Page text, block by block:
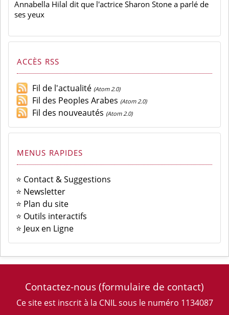
Annabella Hilal dit que l'actrice Sharon Stone a parlé de
ses yeux
ACCÈS RSS
Fil de l'actualité (Atom 2.0)
Fil des Peoples Arabes (Atom 2.0)
Fil des nouveautés (Atom 2.0)
MENUS RAPIDES
⭐ Contact & Suggestions
⭐ Newsletter
⭐ Plan du site
⭐ Outils interactifs
⭐ Jeux en Ligne
Contactez-nous(formulaire de contact)
Ce site est inscrit à la CNIL sous le numéro 1134087